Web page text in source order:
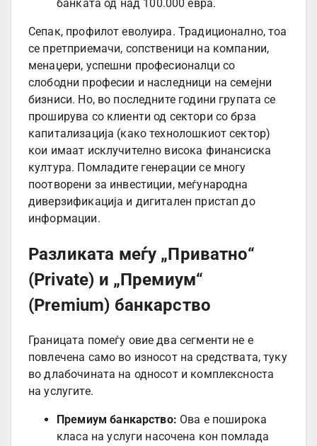
банката од над 100.000 евра.
Сепак, профилот еволуира. Традиционално, тоа
се претприемачи, сопственици на компании,
менаџери, успешни професионалци со
слободни професии и наследници на семејни
бизниси. Но, во последните години групата се
проширува со клиенти од сектори со брза
капитализација (како технолошкиот сектор)
кои имаат исклучително висока финансиска
култура. Помладите генерации се многу
поотворени за инвестиции, меѓународна
диверзификација и дигитален пристап до
информации.
Разликата меѓу „Приватно“
(Private) и „Премиум“
(Premium) банкарство
Границата помеѓу овие два сегменти не е
повлечена само во износот на средствата, туку
во длабочината на односот и комплексноста
на услугите.
Премиум банкарство: Ова е поширока
класа на услуги насочена кон помлада